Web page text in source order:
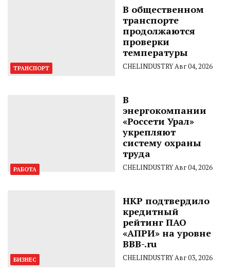
ТРАНСПОРТ
В общественном
транспорте
продолжаются
проверки
температуры
CHELINDUSTRYАвг 04, 2026
РАБОТА
В
энергокомпании
«Россети Урал»
укрепляют
систему охраны
труда
CHELINDUSTRYАвг 04, 2026
БИЗНЕС
НКР подтвердило
кредитный
рейтинг ПАО
«АПРИ» на уровне
BBB-.ru
CHELINDUSTRYАвг 03, 2026